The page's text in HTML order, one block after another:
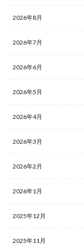
2026年8月
2026年7月
2026年6月
2026年5月
2026年4月
2026年3月
2026年2月
2026年1月
2025年12月
2025年11月